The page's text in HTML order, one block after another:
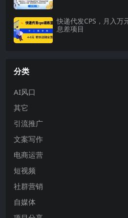
快递代发CPS，月入万
息差项目
分类
AI风口
其它
引流推广
文案写作
电商运营
短视频
社群营销
自媒体